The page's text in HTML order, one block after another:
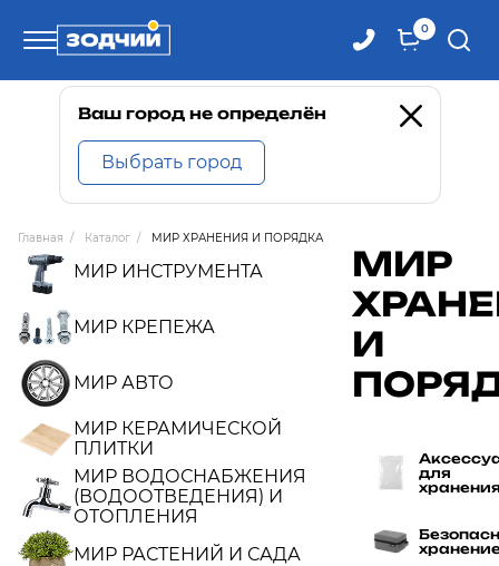
0
Телефоны
8 800 100-71-71
8 (4242) 30-00-27
8 (4242) 30-00-72
Ваш город не определён
Выбрать город
Главная / Каталог / МИР ХРАНЕНИЯ И ПОРЯДКА
МИР ИНСТРУМЕНТА
МИР КРЕПЕЖА
МИР АВТО
МИР КЕРАМИЧЕСКОЙ
ПЛИТКИ
МИР ВОДОСНАБЖЕНИЯ
(ВОДООТВЕДЕНИЯ) И
ОТОПЛЕНИЯ
МИР РАСТЕНИЙ И САДА
МИР
И
для